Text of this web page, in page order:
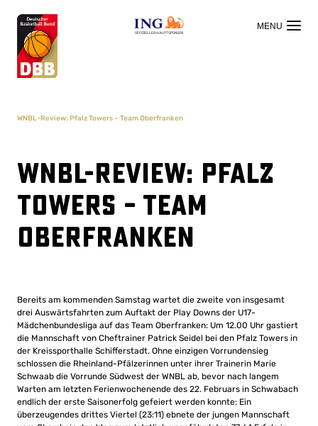
OFFIZIELLER HAUPTSPONSOR
WNBL-Review: Pfalz Towers – Team Oberfranken
WNBL-Review: Pfalz
Towers – Team
Oberfranken
Bereits am kommenden Samstag wartet die zweite von insgesamt
drei Auswärtsfahrten zum Auftakt der Play Downs der U17-
Mädchenbundesliga auf das Team Oberfranken: Um 12.00 Uhr gastiert
die Mannschaft von Cheftrainer Patrick Seidel bei den Pfalz Towers in
der Kreissporthalle Schifferstadt. Ohne einzigen Vorrundensieg
schlossen die Rheinland-Pfälzerinnen unter ihrer Trainerin Marie
Schwaab die Vorrunde Südwest der WNBL ab, bevor nach langem
Warten am letzten Ferienwochenende des 22. Februars in Schwabach
endlich der erste Saisonerfolg gefeiert werden konnte: Ein
überzeugendes drittes Viertel (23:11) ebnete der jungen Mannschaft